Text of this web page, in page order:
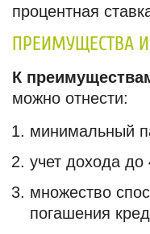
процентная
ПРЕИМУЩЕСТВА И
К
можно отнести:
минимальный
учет дохода
множество
погашения